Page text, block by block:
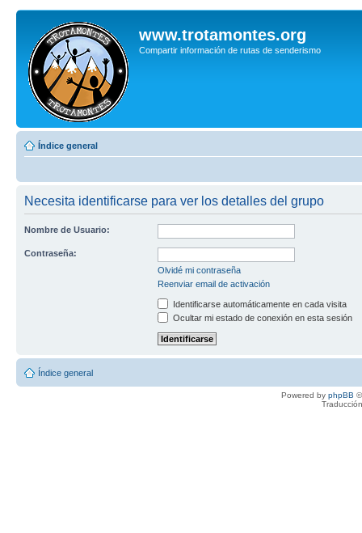
www.trotamontes.org
Compartir información de rutas de senderismo
Índice general
Necesita identificarse para ver los detalles del grupo
Nombre de Usuario:
Contraseña:
Olvidé mi contraseña
Reenviar email de activación
Identificarse automáticamente en cada visita
Ocultar mi estado de conexión en esta sesión
Índice general
Powered by phpBB